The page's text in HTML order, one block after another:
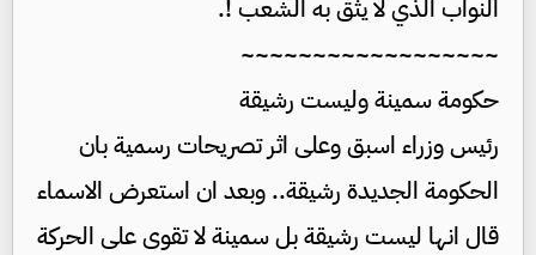
النواب الذي لا يثق به الشعب !.
~~~~~~~~~~~~~~~~~~
حكومة سمينة وليست رشيقة
رئيس وزراء اسبق وعلى اثر تصريحات رسمية بان
الحكومة الجديدة رشيقة.. وبعد ان استعرض الاسماء
قال انها ليست رشيقة بل سمينة لا تقوى على الحركة